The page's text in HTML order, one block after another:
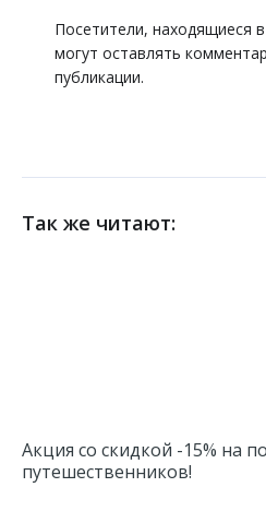
Посетители, находящиеся в
могут оставлять
публикации.
Так же читают:
Акция со скидкой -15% на
путешественников!